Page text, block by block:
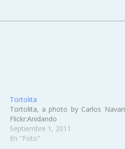
Tortolita
Tortolita, a photo by Carlos
Flickr:Anidando
Septiembre 1, 2011
En "Foto"